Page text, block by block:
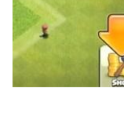
개발자 연락처 :
(주)라이트컨 분당
부(삼평동, 위메이드
성남시, 경기도